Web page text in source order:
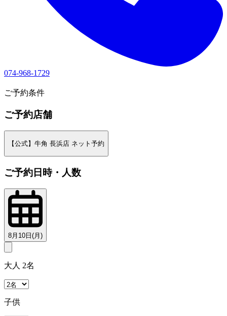
074-968-1729
ご予約条件
ご予約店舗
【公式】牛角 長浜店 ネット予約
ご予約日時・人数
8月10日(月)
大人 2名
子供